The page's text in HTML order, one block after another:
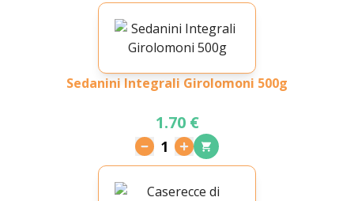
Sedanini Integrali Girolomoni 500g
1.70 €
1